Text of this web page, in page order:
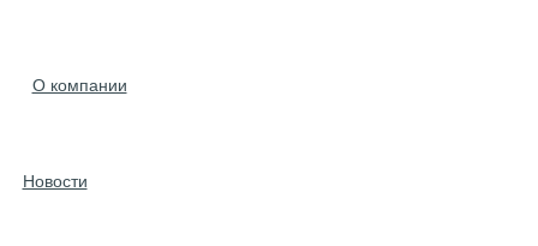
О компании
Новости